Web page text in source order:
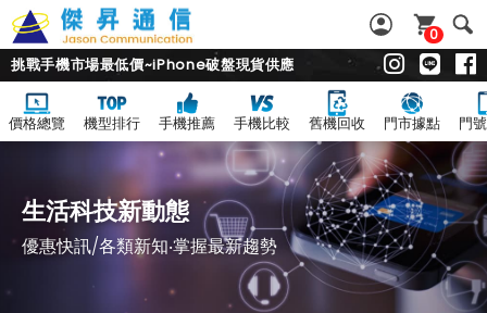
0
挑戰手機市場最低價~iPhone破盤現貨供應
價格總覽 機型排行 手機推薦 手機比較 舊機回收 門市據點 門
生活科技新動態
優惠快訊/各類新知‧掌握最新趨勢